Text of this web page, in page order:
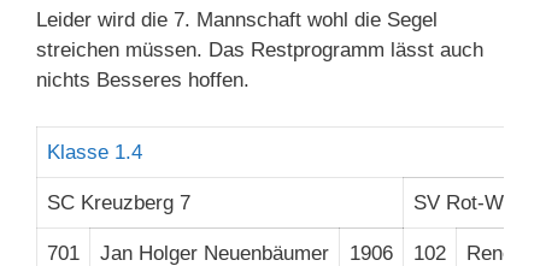
Leider wird die 7. Mannschaft wohl die Segel
streichen müssen. Das Restprogramm lässt auch
nichts Besseres hoffen.
Klasse 1.4
SC Kreuzberg 7 SV Rot-Weiß
701 Jan Holger Neuenbäumer 1906 102 René